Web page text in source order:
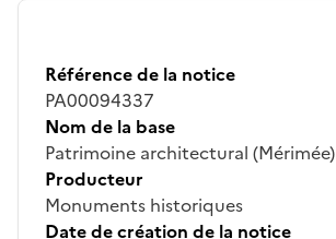
Référence de la notice
PA00094337
Nom de la base
Patrimoine architectural (Mérimée)
Producteur
Monuments historiques
Date de création de la notice